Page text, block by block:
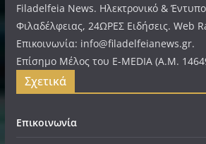
Filadelfeia News. Ηλεκτρονικό &
Φιλαδέλφειας, 24ΩΡΕΣ Ειδήσεις. Web
Επικοινωνία: info@filadelfeianews.gr.
Επίσημο Μέλος του E-MEDIA (A.M.
Σχετικά
Επικοινωνία